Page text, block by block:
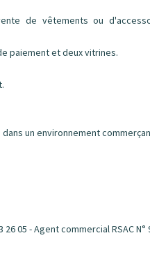
de vêtements ou
paiement et deux vitrines.
un environnement
26 05 - Agent commercial RSAC